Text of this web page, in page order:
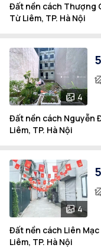
Đất nền cách Thượng
Từ Liêm, TP. Hà Nội
4
Đất nền cách Nguyễn
Liêm, TP. Hà Nội
4
Đất nền cách Liên Mạc
Liêm, TP. Hà Nội